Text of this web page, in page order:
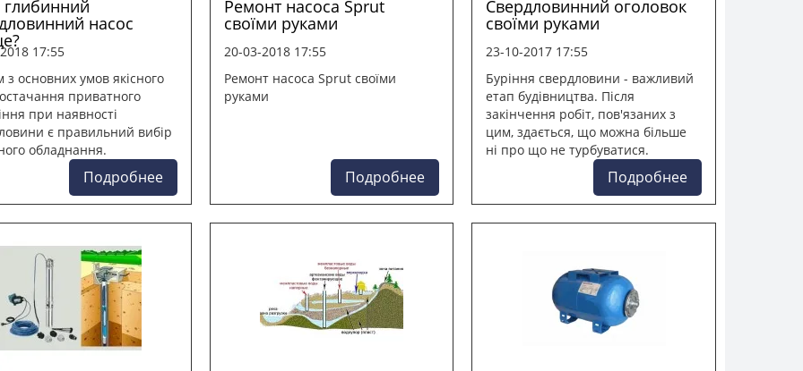
насос
17:55
основних умов якісного
приватного
при наявності
є правильний вибір
обладнання.
Подробнее
Ремонт насоса Sprut
своїми руками
20-03-2018 17:55
Ремонт насоса Sprut своїми
руками
Подробнее
Свердловинний оголовок
своїми руками
23-10-2017 17:55
Буріння свердловини - важливий
етап будівництва. Після
закінчення робіт, пов'язаних з
цим, здається, що можна більше
ні про що не турбуватися.
Подробнее